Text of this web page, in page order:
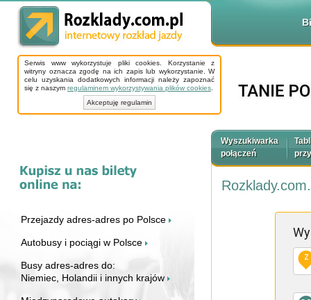
Serwis www wykorzystuje pliki cookies. Korzystanie z
witryny oznacza zgodę na ich zapis lub wykorzystanie. W
celu uzyskania dodatkowych informacji należy zapoznać
się z naszym regulaminem wykorzystywania plików cookies
Akceptuję regulamin
Przejazdy adres-adres po Polsce
Autobusy i pociągi w Polsce
Busy adres-adres do:
Niemiec, Holandii i innych krajów
Wyszukiwarka
połączeń
Z